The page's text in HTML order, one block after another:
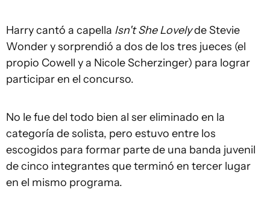
Harry cantó a capella Isn't She Lovelyde Stevie
Wonder y sorprendió a dos de los tres jueces (el
propio Cowell y a Nicole Scherzinger) para lograr
participar en el concurso.
No le fue del todo bien al ser eliminado en la
categoría de solista, pero estuvo entre los
escogidos para formar parte de una banda juvenil
de cinco integrantes que terminó en tercer lugar
en el mismo programa.